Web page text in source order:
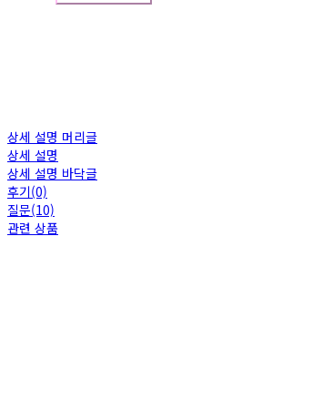
상세 설명 머리글
상세 설명
상세 설명 바닥글
후기(0)
질문(10)
관련 상품